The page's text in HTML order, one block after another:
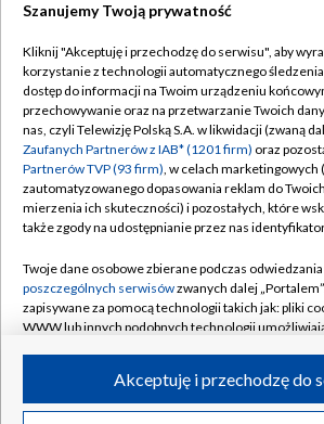
TVP
Abonament TVP
Emisja w TVP
Centrum informacji TVP
Naziemna Telewizja Cyfrowa
Rada Programowa
System NOS
Informacje o nadawcy
Program dla prasy
Regulamin TVP
Polityka
Moje zgody
Pomoc
Kontakt
Kanały
©2026 Telewizja Polska S.A. w
Szanujemy Twoją prywatność
Kliknij "Akceptuję i przechodzę do serwisu", aby
korzystanie z technologii automatycznego
dostęp do informacji na Twoim urządzeniu
przechowywanie oraz na przetwarzanie Twoich
nas, czyli Telewizję Polską S.A. w likwidacji (zwaną
Zaufanych Partnerów z IAB* (1201 firm) oraz
Partnerów TVP (93 firm), w celach marketingowych
zautomatyzowanego dopasowania reklam do
mierzenia ich skuteczności) i pozostałych, które
także zgody na udostępnianie przez nas
Twoje dane osobowe zbierane podczas
poszczególnych serwisówzwanych dalej
zapisywane za pomocą technologii takich jak: pliki
WWW lub innych podobnych technologii
ruchu w Internecie.Akceptuję i przechodzę do